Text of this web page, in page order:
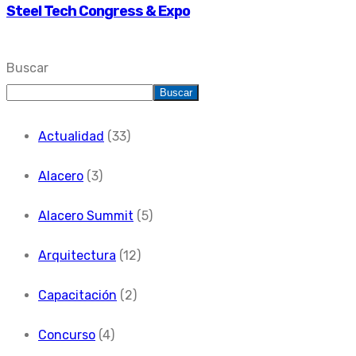
Steel Tech Congress & Expo
Buscar
Buscar
Actualidad (33)
Alacero (3)
Alacero Summit (5)
Arquitectura (12)
Capacitación (2)
Concurso (4)